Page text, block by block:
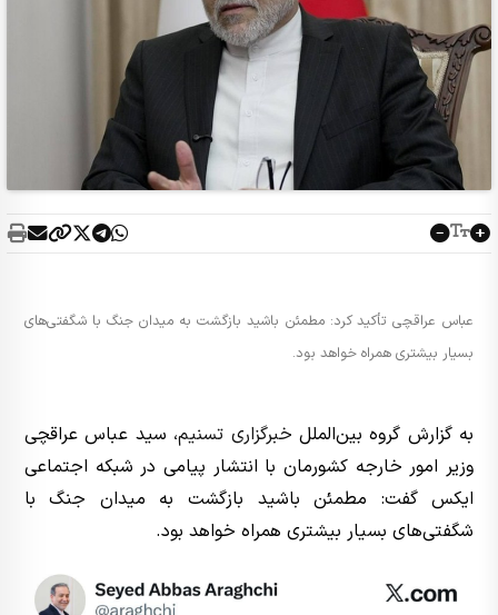
عباس عراقچی تأکید کرد: مطمئن باشید بازگشت به میدان جنگ با شگفتی‌های
بسیار بیشتری همراه خواهد بود.
به گزارش گروه بین‌الملل خبرگزاری تسنیم، سید عباس عراقچی
وزیر امور خارجه کشورمان با انتشار پیامی در شبکه اجتماعی
ایکس گفت: مطمئن باشید بازگشت به میدان جنگ با
شگفتی‌های بسیار بیشتری همراه خواهد بود.